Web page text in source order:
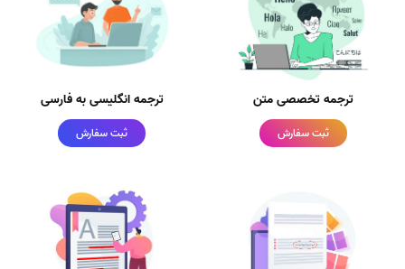
ترجمه تخصصی متن
ثبت سفارش
ترجمه انگلیسی به فارسی
ثبت سفارش